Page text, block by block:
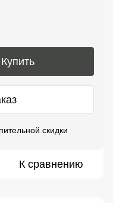
Купить
скидки
К сравнению